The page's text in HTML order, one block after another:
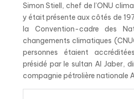
Simon Stiell, chef de l’ONU
y était présente aux côtés de
la Convention-cadre des
changements climatiques
personnes étaient
présidé par le sultan Al Jaber,
compagnie pétrolière nationale